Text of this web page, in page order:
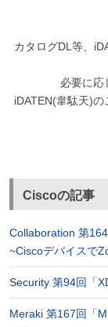
カタログDL等、
必要に応
iDATEN(韋駄天)
Ciscoの記事
Collaboration 第
~Ciscoデバイスで
Security 第94回「
Meraki 第167回「